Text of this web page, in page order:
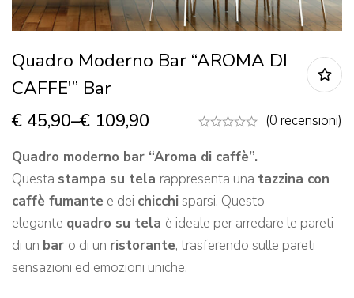
Quadro Moderno Bar “AROMA DI
CAFFE'” Bar
€ 45,90–€ 109,90
(0 recensioni)
Quadro moderno bar “Aroma di caffè”.
Questa stampa su tela rappresenta una tazzina con
caffè fumante e dei chicchi sparsi. Questo
elegante quadro su tela è ideale per arredare le pareti
di un bar o di un ristorante, trasferendo sulle pareti
sensazioni ed emozioni uniche.